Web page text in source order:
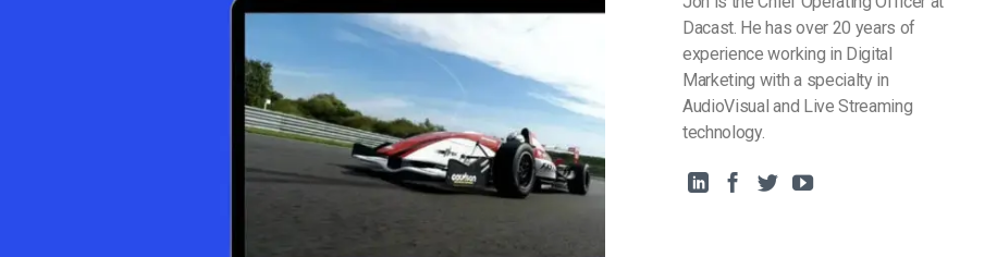
Dacast. He has over 20 years of
experience working in Digital
Marketing with a specialty in
AudioVisual and Live Streaming
technology.